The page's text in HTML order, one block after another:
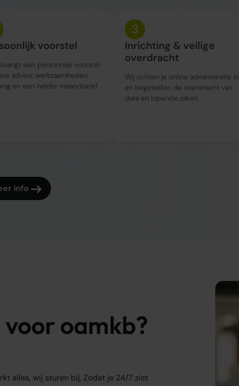
voorstel
een persoonlijk voorstel
advies, werkzaamheden,
en een helder maandtarief.
3
Inrichting & veilige
overdracht
Wij richten je online administratie in
en begeleiden de overdracht van
data en lopende zaken.
info
oamkb?
alles, wij sturen bij. Zodat je 24/7 ziet